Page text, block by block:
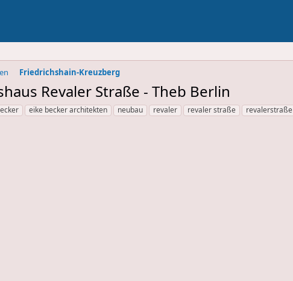
Friedrichshain-Kreuzberg
Revaler Straße - Theb Berlin
eike becker architekten neubau revaler revaler straße revalerstraße